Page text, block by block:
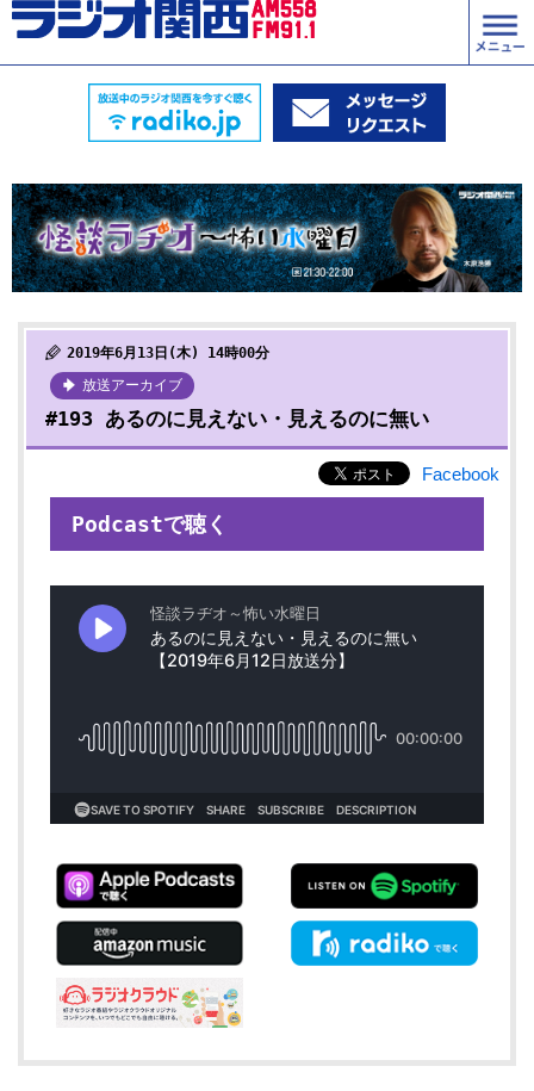
2019年6月13日(木) 14時00分
放送アーカイブ
#193 あるのに見えない・見えるのに無い
Facebook
Podcastで聴く